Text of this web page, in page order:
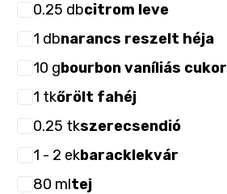
0.25 dbcitrom leve
1 dbnarancs reszelt héja
10 gbourbon vaníliás cukor
1 tkőrölt fahéj
0.25 tkszerecsendió
1 - 2 ekbaracklekvár
80 mltej